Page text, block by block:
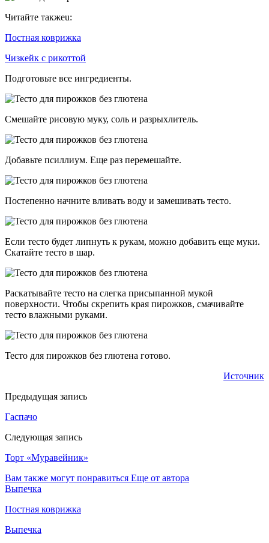
Читайте такжеu:
Постная коврижка
Чизкейк с рикоттой
Подготовьте все ингредиенты.
Смешайте рисовую муку, соль и разрыхлитель.
Добавьте псиллиум. Еще раз перемешайте.
Постепенно начните вливать воду и замешивать тесто.
Если тесто будет липнуть к рукам, можно добавить еще муки.
Скатайте тесто в шар.
Раскатывайте тесто на слегка присыпанной мукой
поверхности. Чтобы скрепить края пирожков, смачивайте
тесто влажными руками.
Тесто для пирожков без глютена готово.
Источник
Предыдущая запись
Гаспачо
Следующая запись
Торт «Муравейник»
Вам также могут понравиться Еще от автора
Выпечка
Постная коврижка
Выпечка